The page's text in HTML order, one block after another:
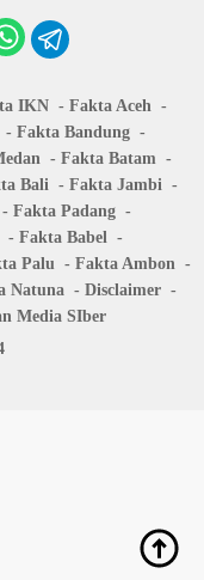
IKN
Fakta Aceh
Fakta Bandung
Fakta Batam
Bali
Fakta Jambi
Fakta Padang
Fakta Babel
Palu
Fakta Ambon
Natuna
Disclaimer
Media SIber